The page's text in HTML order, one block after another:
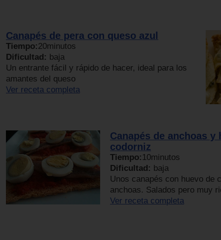
Canapés de pera con queso azul
Tiempo:20minutos
Dificultad: baja
Un entrante fácil y rápido de hacer, ideal para los
amantes del queso
Ver receta completa
Canapés de anchoas y
codorniz
Tiempo: 10minutos
Dificultad: baja
Unos canapés con huevo de
anchoas. Salados pero muy
Ver receta completa